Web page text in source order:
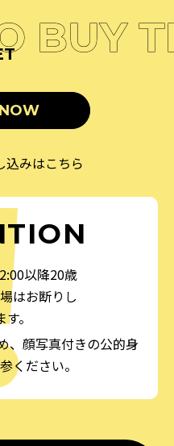
BUY
込みはこちら
以降20歳
はお断りし
。
、顔写真付きの公的身
ください。